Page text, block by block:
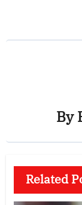
By
Related